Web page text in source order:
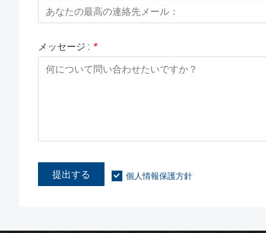
メッセージ : *
提出する 個人情報保護方針